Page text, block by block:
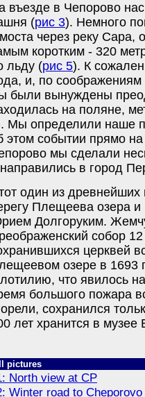
въезде в Чепорово
(рис 3). Немного
через реку Сара,
коротким - 320
льду (рис 5). К
и, по соображениям
были вынуждены
на поляне,
Мы определили наше
этом событии прямо
мы сделали
в город
один из
Плещеева озера и
Долгоруким.
собор 12
церквей
озере в 1693
что явилось
большого пожара
сохранился
лет хранится в музее
pictures
North view at CP
Winter road to Cheporovo